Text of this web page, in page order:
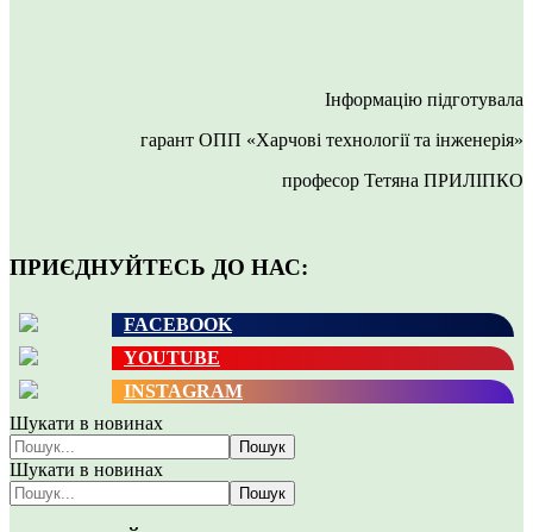
Інформацію підготувала
гарант ОПП «Харчові технології та інженерія»
професор Тетяна ПРИЛІПКО
ПРИЄДНУЙТЕСЬ ДО НАС:
FACEBOOK
YOUTUBE
INSTAGRAM
Шукати в новинах
Пошук
Шукати в новинах
Пошук